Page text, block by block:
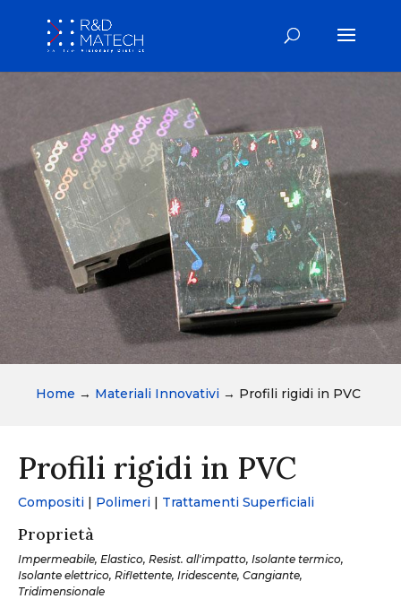
Home → Materiali Innovativi → Profili rigidi in PVC
Profili rigidi in PVC
Compositi | Polimeri | Trattamenti Superficiali
Proprietà
Impermeabile, Elastico, Resist. all'impatto, Isolante termico,
Isolante elettrico, Riflettente, Iridescente, Cangiante,
Tridimensionale